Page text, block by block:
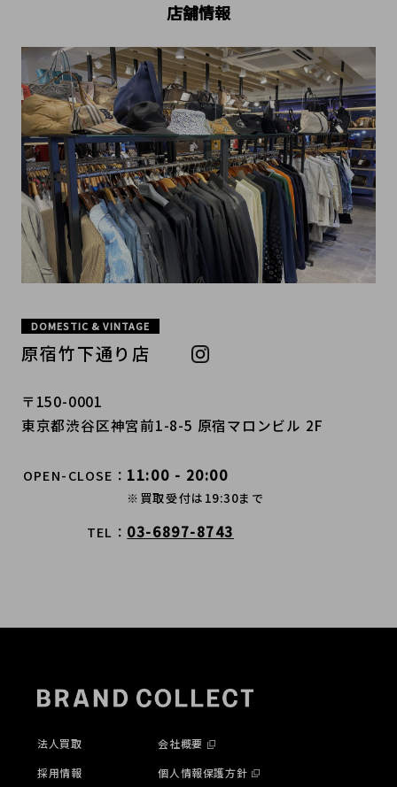
店舗情報
DOMESTIC & VINTAGE
原宿竹下通り店
〒150-0001
東京都渋谷区神宮前1-8-5 原宿マロンビル 2F
OPEN-CLOSE 11:00 - 20:00
※買取受付は19:30まで
TEL 03-6897-8743
法人買取
採用情報
会社概要
個人情報保護方針